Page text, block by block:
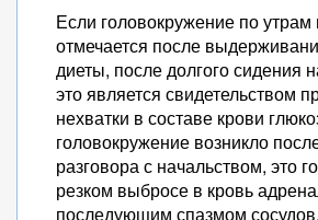
Если головокружение по утрам
отмечается после
диеты, после долгого сидения
это является свидетельством
нехватки в составе крови
головокружение возникло
разговора с начальством, это
резком выбросе в кровь
последующим спазмом сосудов.